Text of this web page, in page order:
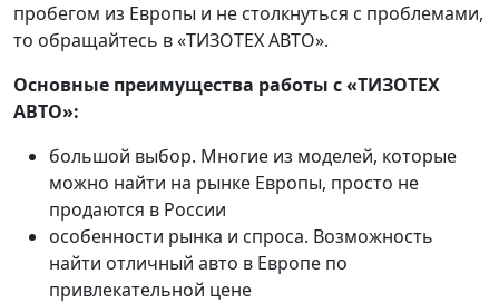
пробегом из Европы и не столкнуться с проблемами,
то обращайтесь в «ТИЗОТЕХ АВТО».
Основные преимущества работы с «ТИЗОТЕХ
АВТО»:
большой выбор. Многие из моделей, которые
можно найти на рынке Европы, просто не
продаются в России
особенности рынка и спроса. Возможность
найти отличный авто в Европе по
привлекательной цене